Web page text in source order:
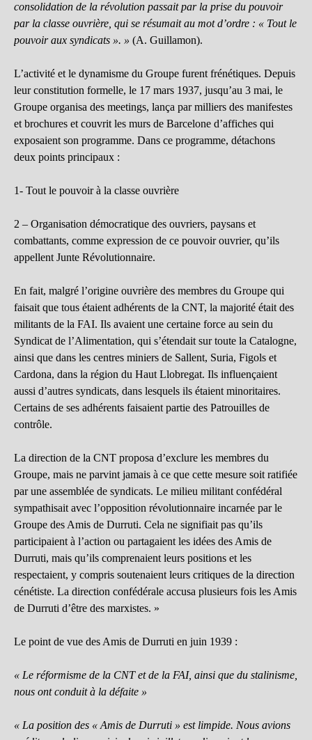
consolidation de la révolution passait par la prise du pouvoir
par la classe ouvrière, qui se résumait au mot d’ordre : « Tout le
pouvoir aux syndicats ». » (A. Guillamon).
L’activité et le dynamisme du Groupe furent frénétiques. Depuis
leur constitution formelle, le 17 mars 1937, jusqu’au 3 mai, le
Groupe organisa des meetings, lança par milliers des manifestes
et brochures et couvrit les murs de Barcelone d’affiches qui
exposaient son programme. Dans ce programme, détachons
deux points principaux :
1- Tout le pouvoir à la classe ouvrière
2 – Organisation démocratique des ouvriers, paysans et
combattants, comme expression de ce pouvoir ouvrier, qu’ils
appellent Junte Révolutionnaire.
En fait, malgré l’origine ouvrière des membres du Groupe qui
faisait que tous étaient adhérents de la CNT, la majorité était des
militants de la FAI. Ils avaient une certaine force au sein du
Syndicat de l’Alimentation, qui s’étendait sur toute la Catalogne,
ainsi que dans les centres miniers de Sallent, Suria, Figols et
Cardona, dans la région du Haut Llobregat. Ils influençaient
aussi d’autres syndicats, dans lesquels ils étaient minoritaires.
Certains de ses adhérents faisaient partie des Patrouilles de
contrôle.
La direction de la CNT proposa d’exclure les membres du
Groupe, mais ne parvint jamais à ce que cette mesure soit ratifiée
par une assemblée de syndicats. Le milieu militant confédéral
sympathisait avec l’opposition révolutionnaire incarnée par le
Groupe des Amis de Durruti. Cela ne signifiait pas qu’ils
participaient à l’action ou partagaient les idées des Amis de
Durruti, mais qu’ils comprenaient leurs positions et les
respectaient, y compris soutenaient leurs critiques de la direction
cénétiste. La direction confédérale accusa plusieurs fois les Amis
de Durruti d’être des marxistes. »
Le point de vue des Amis de Durruti en juin 1939 :
« Le réformisme de la CNT et de la FAI, ainsi que du stalinisme,
nous ont conduit à la défaite »
« La position des « Amis de Durruti » est limpide. Nous avions